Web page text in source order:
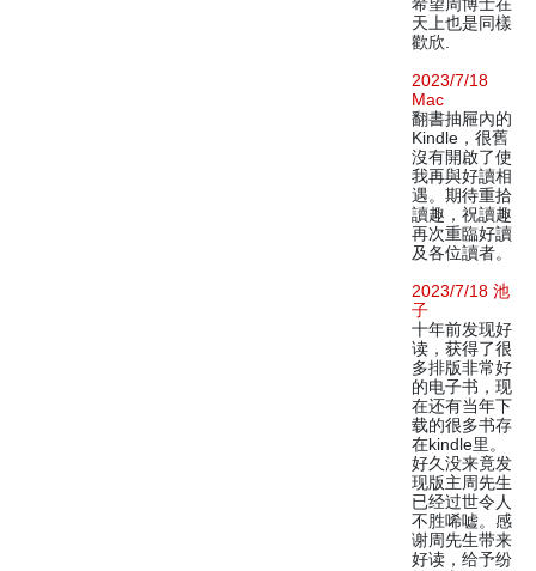
天上也是同樣
歡欣.
2023/7/18
Mac
翻書抽屜內的
Kindle，很舊
沒有開啟了使
我再與好讀相
遇。期待重拾
讀趣，祝讀趣
再次重臨好讀
及各位讀者。
2023/7/18 池
子
十年前发现好
读，获得了很
多排版非常好
的电子书，现
在还有当年下
载的很多书存
在kindle里。
好久没来竟发
现版主周先生
已经过世令人
不胜唏嘘。感
谢周先生带来
好读，给予纷